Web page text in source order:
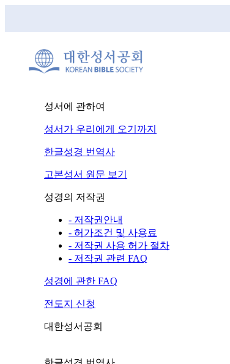
성서에 관하여
성서가 우리에게 오기까지
한글성경 번역사
고본성서 원문 보기
성경의 저작권
- 저작권안내
- 허가조건 및 사용료
- 저작권 사용 허가 절차
- 저작권 관련 FAQ
성경에 관한 FAQ
전도지 신청
대한성서공회